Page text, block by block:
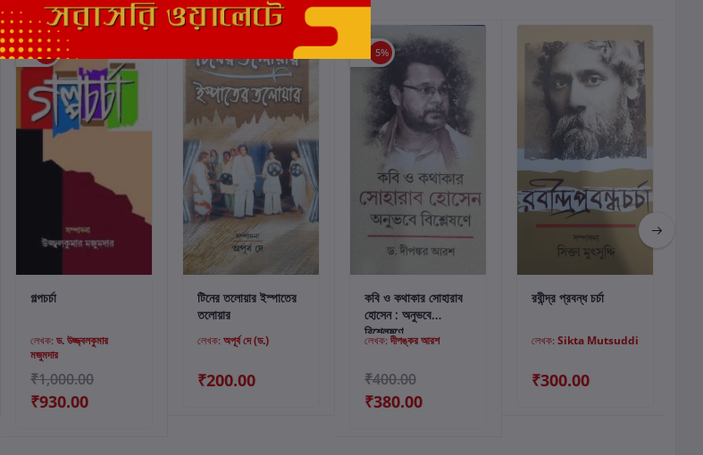
ছাড় 7%
কার্টে যোগ করুন
গল্পচর্চা
লেখক: ড. উজ্জ্বলকুমার
মজুমদার
₹1,000.00
₹930.00
কার্টে যোগ করুন
টিনের তলোয়ার ইস্পাতের
তলোয়ার
লেখক: অপূর্ব দে (ড.)
₹200.00
5%
কার্টে যোগ করুন
কবি ও কথাকার সোহারাব
হোসেন : অনুভবে
বিশ্লেষণে
লেখক:দীপঙ্কর আরশ
₹400.00
₹380.00
কার্টে যোগ করুন
রবীন্দ্র প্রবন্ধ চর্চা
লেখক: Sikta Mutsuddi
₹300.00